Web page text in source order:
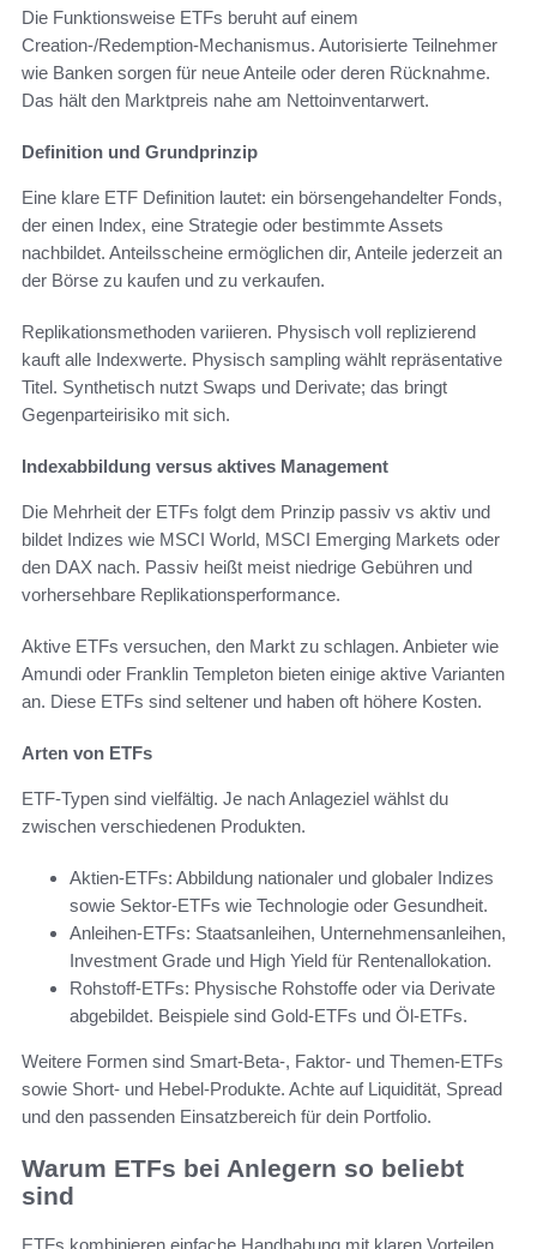
Die Funktionsweise ETFs beruht auf einem
Creation-/Redemption-Mechanismus. Autorisierte Teilnehmer
wie Banken sorgen für neue Anteile oder deren Rücknahme.
Das hält den Marktpreis nahe am Nettoinventarwert.
Definition und Grundprinzip
Eine klare ETF Definition lautet: ein börsengehandelter Fonds,
der einen Index, eine Strategie oder bestimmte Assets
nachbildet. Anteilsscheine ermöglichen dir, Anteile jederzeit an
der Börse zu kaufen und zu verkaufen.
Replikationsmethoden variieren. Physisch voll replizierend
kauft alle Indexwerte. Physisch sampling wählt repräsentative
Titel. Synthetisch nutzt Swaps und Derivate; das bringt
Gegenparteirisiko mit sich.
Indexabbildung versus aktives Management
Die Mehrheit der ETFs folgt dem Prinzip passiv vs aktiv und
bildet Indizes wie MSCI World, MSCI Emerging Markets oder
den DAX nach. Passiv heißt meist niedrige Gebühren und
vorhersehbare Replikationsperformance.
Aktive ETFs versuchen, den Markt zu schlagen. Anbieter wie
Amundi oder Franklin Templeton bieten einige aktive Varianten
an. Diese ETFs sind seltener und haben oft höhere Kosten.
Arten von ETFs
ETF-Typen sind vielfältig. Je nach Anlageziel wählst du
zwischen verschiedenen Produkten.
Aktien-ETFs: Abbildung nationaler und globaler Indizes
sowie Sektor-ETFs wie Technologie oder Gesundheit.
Anleihen-ETFs: Staatsanleihen, Unternehmensanleihen,
Investment Grade und High Yield für Rentenallokation.
Rohstoff-ETFs: Physische Rohstoffe oder via Derivate
abgebildet. Beispiele sind Gold-ETFs und Öl-ETFs.
Weitere Formen sind Smart-Beta-, Faktor- und Themen-ETFs
sowie Short- und Hebel-Produkte. Achte auf Liquidität, Spread
und den passenden Einsatzbereich für dein Portfolio.
Warum ETFs bei Anlegern so beliebt
sind
ETFs kombinieren einfache Handhabung mit klaren Vorteilen